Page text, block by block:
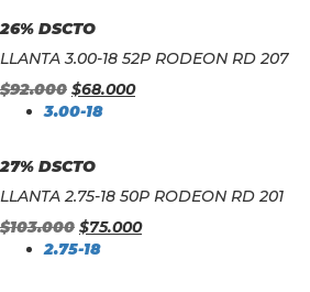
26% DSCTO
LLANTA 3.00-18 52P RODEON RD 207
$92.000 $68.000
3.00-18
27% DSCTO
LLANTA 2.75-18 50P RODEON RD 201
$103.000 $75.000
2.75-18